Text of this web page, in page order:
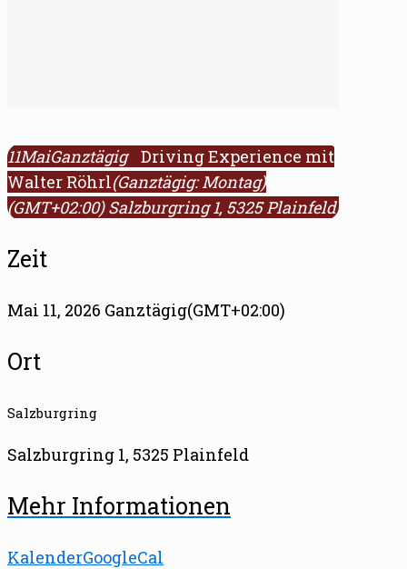
11MaiGanztägig
Driving Experience mit
Walter Röhrl(Ganztägig: Montag)
(GMT+02:00) Salzburgring 1, 5325 Plainfeld
Zeit
Mai 11, 2026 Ganztägig(GMT+02:00)
Ort
Salzburgring
Salzburgring 1, 5325 Plainfeld
Mehr Informationen
KalenderGoogleCal